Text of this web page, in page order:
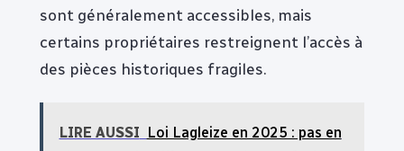
sont généralement accessibles, mais
certains propriétaires restreignent l’accès à
des pièces historiques fragiles.
LIRE AUSSI Loi Lagleize en 2025 : pas en